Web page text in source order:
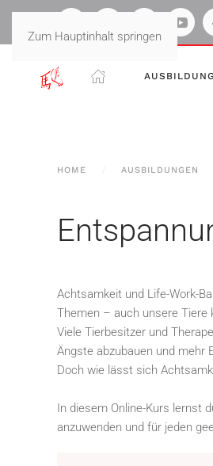
Zum Hauptinhalt springen
HOME AUSBILDUNGEN
Achtsamkeit und Life-Work-
Themen – auch unsere Tiere
Viele Tierbesitzer und
Ängste abzubauen und mehr
Doch wie lässt sich
In diesem Online-Kurs lernst
anzuwenden und für jeden